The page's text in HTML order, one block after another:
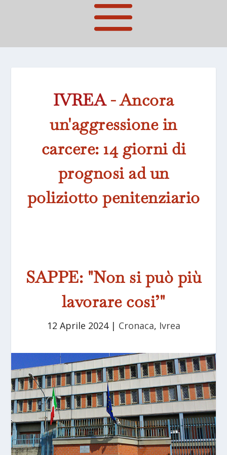
IVREA- Ancora
un'aggressione in
carcere: 14 giorni di
prognosi ad un
poliziotto penitenziario
SAPPE: "Non si può più
lavorare cosi’"
12 Aprile 2024| Cronaca, Ivrea